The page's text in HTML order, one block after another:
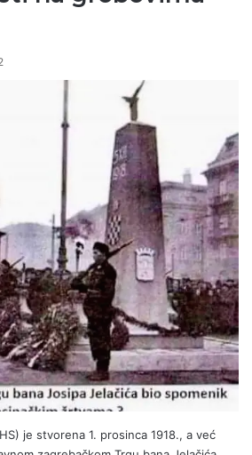
je stvorena 1. prosinca 1918., a već